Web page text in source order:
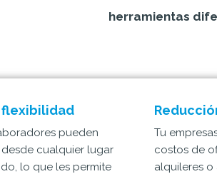
herramientas
flexibilidad
pueden
cualquier lugar
lo que les permite
Tu
costos de
alquileres o